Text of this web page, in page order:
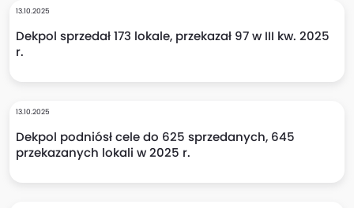
13.10.2025
Dekpol sprzedał 173 lokale, przekazał 97 w III kw. 2025
r.
13.10.2025
Dekpol podniósł cele do 625 sprzedanych, 645
przekazanych lokali w 2025 r.